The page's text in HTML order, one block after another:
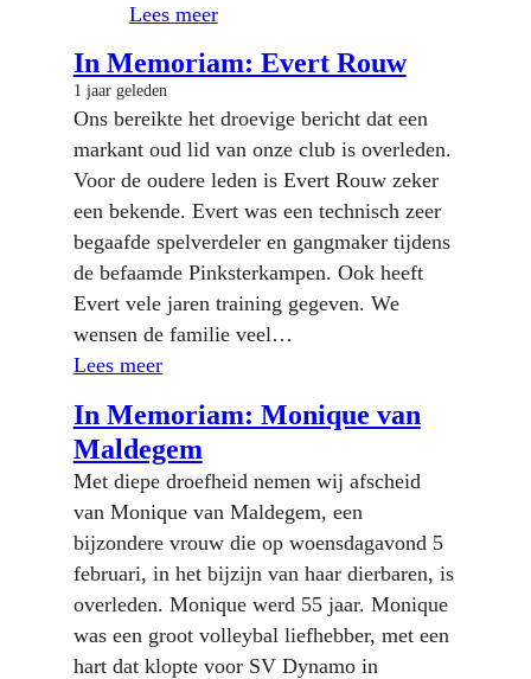
Lees meer
In Memoriam: Evert Rouw
1 jaar geleden
Ons bereikte het droevige bericht dat een
markant oud lid van onze club is overleden.
Voor de oudere leden is Evert Rouw zeker
een bekende. Evert was een technisch zeer
begaafde spelverdeler en gangmaker tijdens
de befaamde Pinksterkampen. Ook heeft
Evert vele jaren training gegeven. We
wensen de familie veel…
Lees meer
In Memoriam: Monique van
Maldegem
Met diepe droefheid nemen wij afscheid
van Monique van Maldegem, een
bijzondere vrouw die op woensdagavond 5
februari, in het bijzijn van haar dierbaren, is
overleden. Monique werd 55 jaar. Monique
was een groot volleybal liefhebber, met een
hart dat klopte voor SV Dynamo in